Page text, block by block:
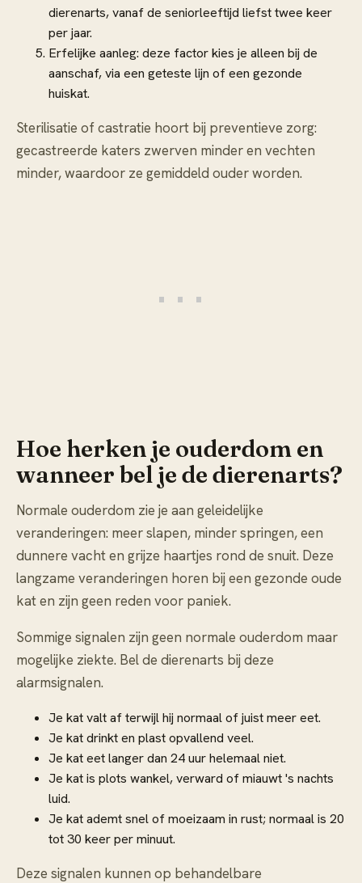
dierenarts, vanaf de seniorleeftijd liefst twee keer
per jaar.
Erfelijke aanleg: deze factor kies je alleen bij de
aanschaf, via een geteste lijn of een gezonde
huiskat.
Sterilisatie of castratie hoort bij preventieve zorg:
gecastreerde katers zwerven minder en vechten
minder, waardoor ze gemiddeld ouder worden.
Hoe herken je ouderdom en
wanneer bel je de dierenarts?
Normale ouderdom zie je aan geleidelijke
veranderingen: meer slapen, minder springen, een
dunnere vacht en grijze haartjes rond de snuit. Deze
langzame veranderingen horen bij een gezonde oude
kat en zijn geen reden voor paniek.
Sommige signalen zijn geen normale ouderdom maar
mogelijke ziekte. Bel de dierenarts bij deze
alarmsignalen.
Je kat valt af terwijl hij normaal of juist meer eet.
Je kat drinkt en plast opvallend veel.
Je kat eet langer dan 24 uur helemaal niet.
Je kat is plots wankel, verward of miauwt 's nachts
luid.
Je kat ademt snel of moeizaam in rust; normaal is 20
tot 30 keer per minuut.
Deze signalen kunnen op behandelbare